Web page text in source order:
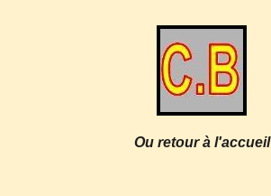
Ou retour à l'accueil